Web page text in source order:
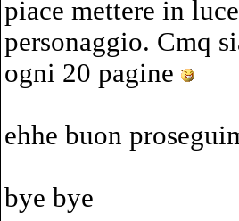
piace mettere in
personaggio. Cmq
ogni 20 pagine
ehhe buon
bye bye